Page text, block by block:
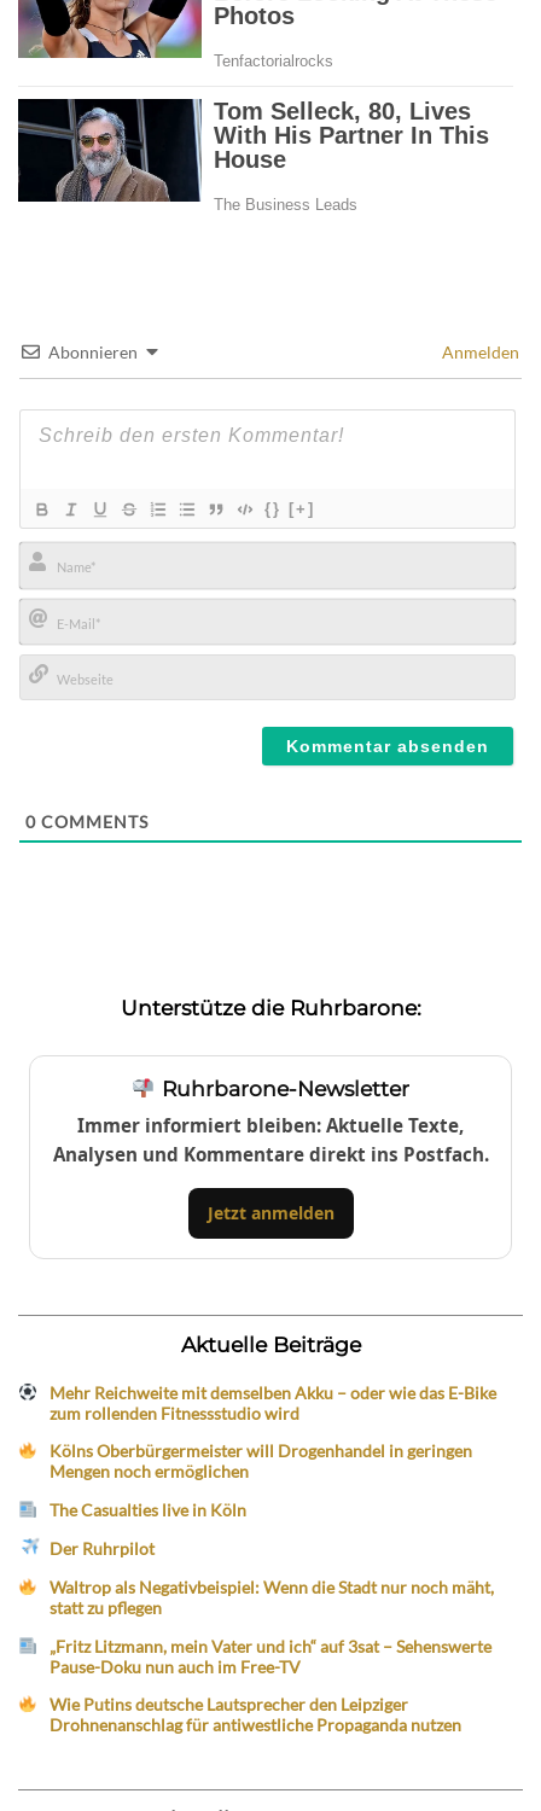
Abonnieren Anmelden
{} [+]
Name*
E-
Mail*
0 COMMENTS
Unterstütze die Ruhrbarone:
Ruhrbarone-Newsletter
Immer informiert bleiben: Aktuelle Texte,
Analysen und Kommentare direkt ins Postfach.
Jetzt anmelden
Aktuelle Beiträge
Mehr Reichweite mit demselben Akku – oder wie das E-Bike
zum rollenden Fitnessstudio wird
Kölns Oberbürgermeister will Drogenhandel in geringen
Mengen noch ermöglichen
The Casualties live in Köln
Der Ruhrpilot
Waltrop als Negativbeispiel: Wenn die Stadt nur noch mäht,
statt zu pflegen
„Fritz Litzmann, mein Vater und ich“ auf 3sat – Sehenswerte
Pause-Doku nun auch im Free-TV
Wie Putins deutsche Lautsprecher den Leipziger
Drohnenanschlag für antiwestliche Propaganda nutzen